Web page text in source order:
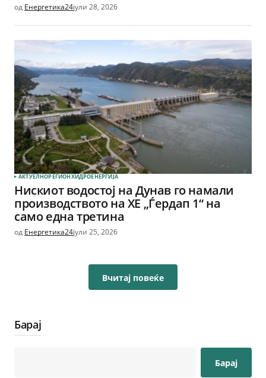
од Енергетика24јули 28, 2026
АКТУЕЛНОРЕГИОНХИДРОЕНЕРГИЈА
Нискиот водостој на Дунав го намали
производството на ХЕ „Ѓердап 1“ на
само една третина
од Енергетика24јули 25, 2026
Вчитај повеќе
Барај
Барај